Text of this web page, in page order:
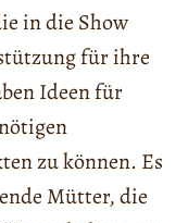
in die Show
für ihre
Ideen für
zu können. Es
Mütter, die